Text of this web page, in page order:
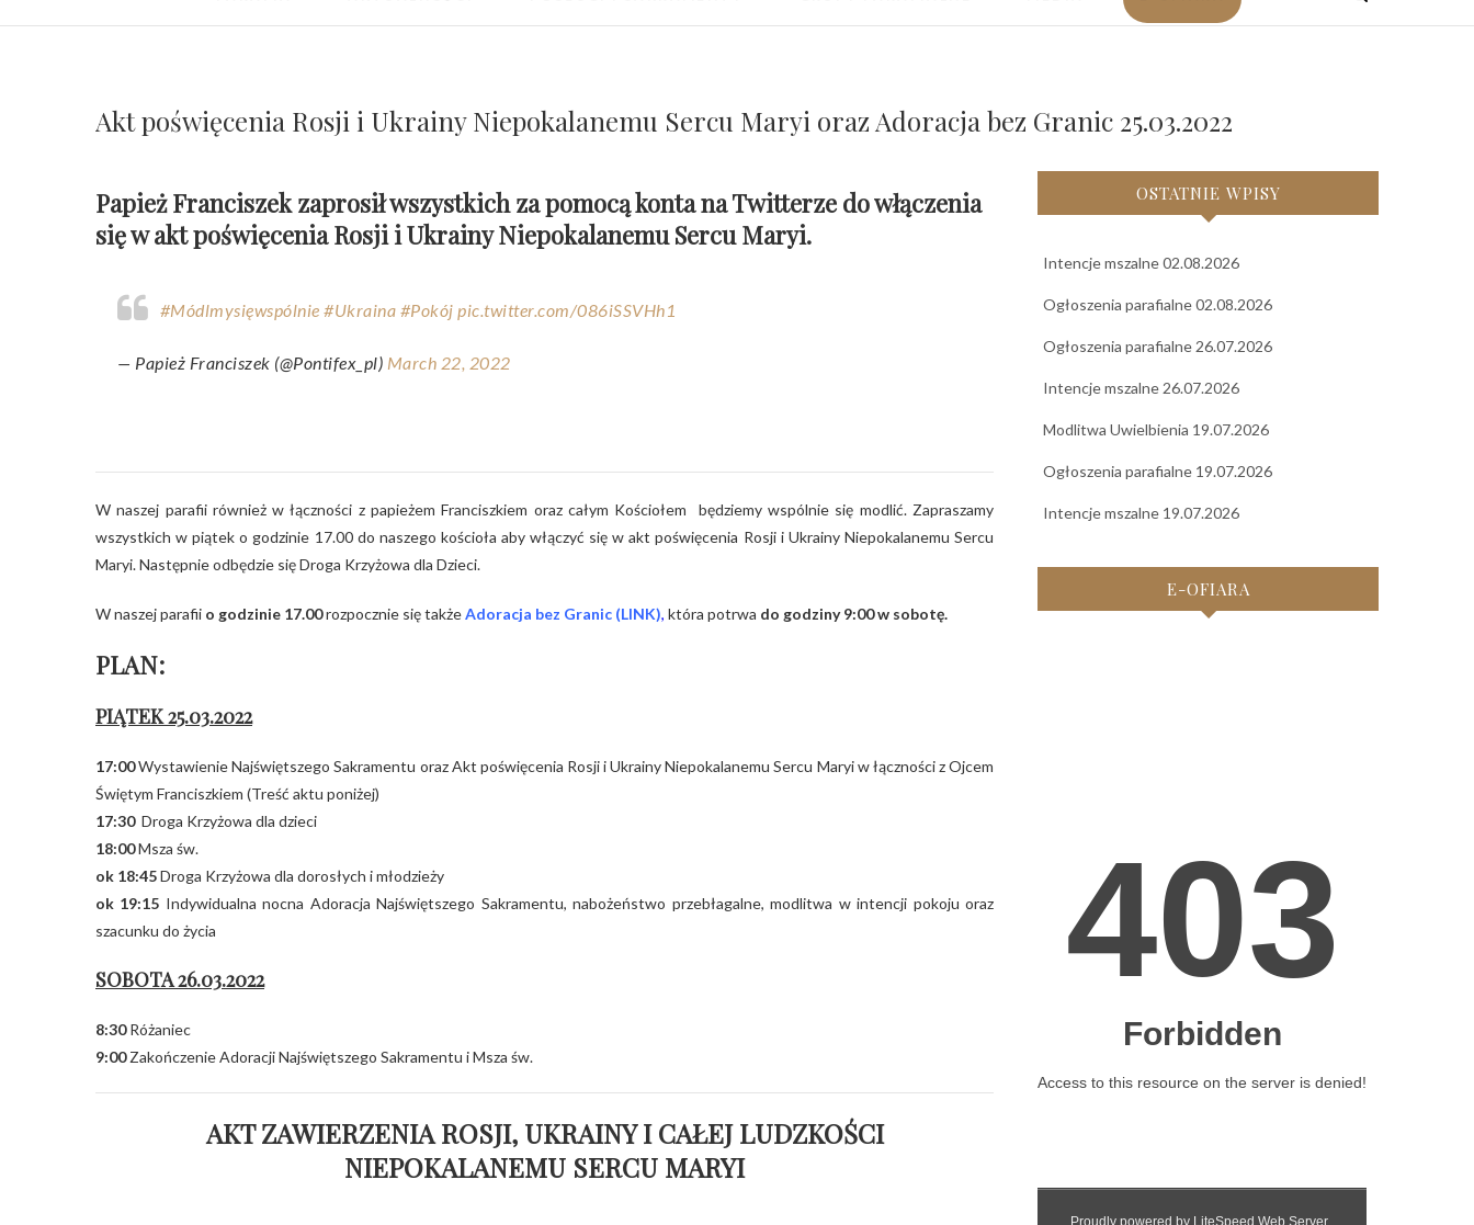
Akt poświęcenia Rosji i Ukrainy Niepokalanemu Sercu Maryi oraz Adoracja bez Granic 25.03.2022
Papież Franciszek zaprosił wszystkich za pomocą konta na Twitterze do włączenia
się w akt poświęcenia Rosji i Ukrainy Niepokalanemu Sercu Maryi.
#Módlmysięwspólnie #Ukraina #Pokój pic.twitter.com/086iSSVHh1
— Papież Franciszek (@Pontifex_pl) March 22, 2022
W naszej parafii również w łączności z papieżem Franciszkiem oraz całym Kościołem będziemy wspólnie się modlić. Zapraszamy
wszystkich w piątek o godzinie 17.00 do naszego kościoła aby włączyć się w akt poświęcenia Rosji i Ukrainy Niepokalanemu Sercu
Maryi. Następnie odbędzie się Droga Krzyżowa dla Dzieci.
W naszej parafii o godzinie 17.00rozpocznie się takżeAdoracja bez Granic (LINK), która potrwa do godziny 9:00 w sobotę.
PLAN:
PIĄTEK 25.03.2022
17:00Wystawienie Najświętszego Sakramentu oraz Akt poświęcenia Rosji i Ukrainy Niepokalanemu Sercu Maryi w łączności z Ojcem
Świętym Franciszkiem (Treść aktu poniżej)
17:30 Droga Krzyżowa dla dzieci
18:00Msza św.
ok 18:45Droga Krzyżowa dla dorosłych i młodzieży
ok 19:15 Indywidualna nocna Adoracja Najświętszego Sakramentu, nabożeństwo przebłagalne, modlitwa w intencji pokoju oraz
szacunku do życia
SOBOTA 26.03.2022
8:30Różaniec
9:00Zakończenie Adoracji Najświętszego Sakramentu i Msza św.
AKT ZAWIERZENIA ROSJI, UKRAINY I CAŁEJ LUDZKOŚCI
NIEPOKALANEMU SERCU MARYI
OSTATNIE WPISY
Intencje mszalne 02.08.2026
Ogłoszenia parafialne 02.08.2026
Ogłoszenia parafialne 26.07.2026
Intencje mszalne 26.07.2026
Modlitwa Uwielbienia 19.07.2026
Ogłoszenia parafialne 19.07.2026
Intencje mszalne 19.07.2026
E-OFIARA